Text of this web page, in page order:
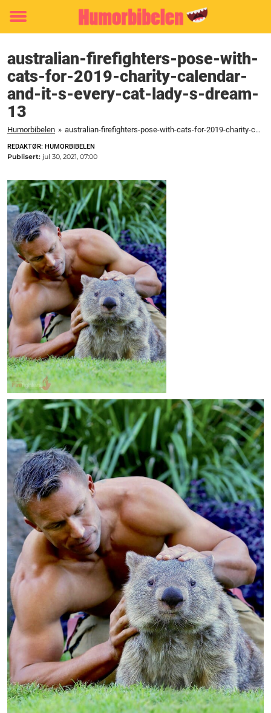
Toggle
australian-firefighters-pose-with-
cats-for-2019-charity-calendar-
and-it-s-every-cat-lady-s-dream-
13
Humorbibelen » australian-firefighters-pose-with-cats-for-2019-charity-calendar-and-it-s-every-cat-lady-s-dream-13
REDAKTØR: HUMORBIBELEN
Publisert: jul 30, 2021, 07:00